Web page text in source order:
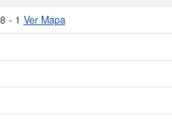
- 1 Ver Mapa